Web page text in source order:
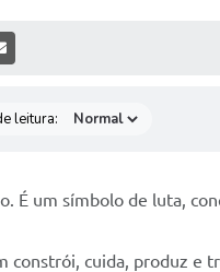
MÍDIAS
leitura:
É um símbolo de luta,
constrói, cuida, produz e